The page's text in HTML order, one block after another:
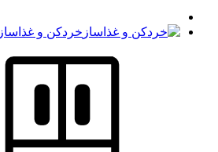
خردکن و غذاساز